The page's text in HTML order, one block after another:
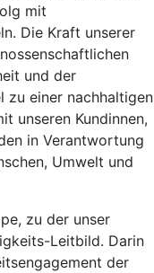
mit
Die Kraft unserer
und der
zu einer nachhaltigen
unseren Kundinnen,
in Verantwortung
Umwelt und
zu der unser
Leitbild. Darin
der